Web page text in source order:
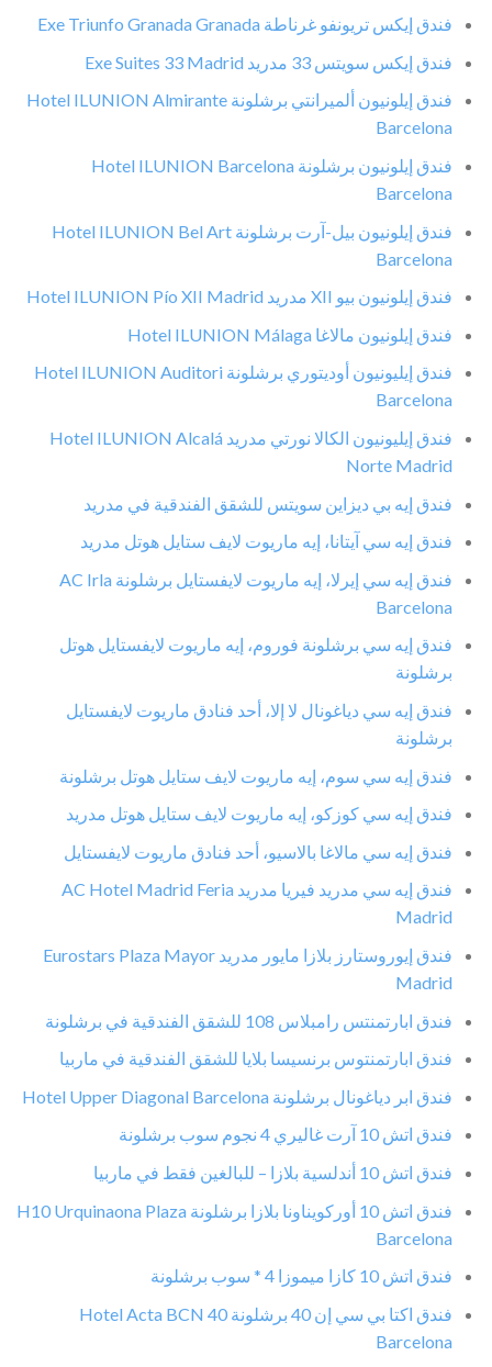
فندق إيكس تريونفو غرناطة Exe Triunfo Granada Granada
فندق إيكس سويتس 33 مدريد Exe Suites 33 Madrid
فندق إيلونيون ألميرانتي برشلونة Hotel ILUNION Almirante
Barcelona
فندق إيلونيون برشلونة Hotel ILUNION Barcelona
Barcelona
فندق إيلونيون بيل-آرت برشلونة Hotel ILUNION Bel Art
Barcelona
فندق إيلونيون بيو XII مدريد Hotel ILUNION Pío XII Madrid
فندق إيلونيون مالاغا Hotel ILUNION Málaga
فندق إيليونيون أوديتوري برشلونة Hotel ILUNION Auditori
Barcelona
فندق إيليونيون الكالا نورتي مدريد Hotel ILUNION Alcalá
Norte Madrid
فندق إيه بي ديزاين سويتس للشقق الفندقية في مدريد
فندق إيه سي آيتانا، إيه ماريوت لايف ستايل هوتل مدريد
فندق إيه سي إيرلا، إيه ماريوت لايفستايل برشلونة AC Irla
Barcelona
فندق إيه سي برشلونة فوروم، إيه ماريوت لايفستايل هوتل
برشلونة
فندق إيه سي دياغونال لا إلا، أحد فنادق ماريوت لايفستايل
برشلونة
فندق إيه سي سوم، إيه ماريوت لايف ستايل هوتل برشلونة
فندق إيه سي كوزكو، إيه ماريوت لايف ستايل هوتل مدريد
فندق إيه سي مالاغا بالاسيو، أحد فنادق ماريوت لايفستايل
فندق إيه سي مدريد فيريا مدريد AC Hotel Madrid Feria
Madrid
فندق إيوروستارز بلازا مايور مدريد Eurostars Plaza Mayor
Madrid
فندق ابارتمنتس رامبلاس 108 للشقق الفندقية في برشلونة
فندق ابارتمنتوس برنسيسا بلايا للشقق الفندقية في ماربيا
فندق ابر دياغونال برشلونة Hotel Upper Diagonal Barcelona
فندق اتش 10 آرت غاليري 4 نجوم سوب برشلونة
فندق اتش 10 أندلسية بلازا – للبالغين فقط في ماربيا
فندق اتش 10 أوركويناونا بلازا برشلونة H10 Urquinaona Plaza
Barcelona
فندق اتش 10 كازا ميموزا 4 * سوب برشلونة
فندق اكتا بي سي إن 40 برشلونة Hotel Acta BCN 40
Barcelona